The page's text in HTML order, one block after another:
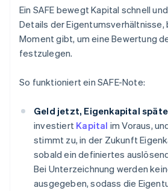
Ein SAFE bewegt Kapital schnell
Details der Eigentumsverhältnisse,
Moment gibt, um eine Bewertung
festzulegen.
So funktioniert ein SAFE-Note:
Geld jetzt, Eigenkapital
investiert Kapital im Voraus,
stimmt zu, in der Zukunft
sobald ein definiertes
Bei Unterzeichnung werden
ausgegeben, sodass die